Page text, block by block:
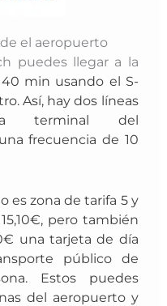
el aeropuerto
puedes llegar a la
min usando el S-
Así, hay dos líneas
terminal del
frecuencia de 10
es zona de tarifa 5 y
pero también
una tarjeta de día
público de
Estos puedes
del aeropuerto y